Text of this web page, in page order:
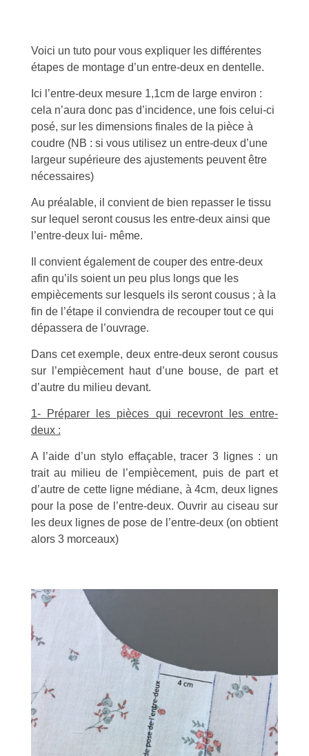
Voici un tuto pour vous expliquer les différentes
étapes de montage d’un entre-deux en dentelle.
Ici l’entre-deux mesure 1,1cm de large environ :
cela n’aura donc pas d’incidence, une fois celui-ci
posé, sur les dimensions finales de la pièce à
coudre (NB : si vous utilisez un entre-deux d’une
largeur supérieure des ajustements peuvent être
nécessaires)
Au préalable, il convient de bien repasser le tissu
sur lequel seront cousus les entre-deux ainsi que
l’entre-deux lui- même.
Il convient également de couper des entre-deux
afin qu’ils soient un peu plus longs que les
empiècements sur lesquels ils seront cousus ; à la
fin de l’étape il conviendra de recouper tout ce qui
dépassera de l’ouvrage.
Dans cet exemple, deux entre-deux seront cousus
sur l’empiècement haut d’une bouse, de part et
d’autre du milieu devant.
1- Préparer les pièces qui recevront les entre-
deux :
A l’aide d’un stylo effaçable, tracer 3 lignes : un
trait au milieu de l’empiècement, puis de part et
d’autre de cette ligne médiane, à 4cm, deux lignes
pour la pose de l’entre-deux. Ouvrir au ciseau sur
les deux lignes de pose de l’entre-deux (on obtient
alors 3 morceaux)